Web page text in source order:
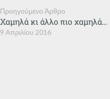
Προηγούμενο Άρθρο
9 Απριλίου 2016
Χαμηλά κι άλλο πιο χαμηλά…